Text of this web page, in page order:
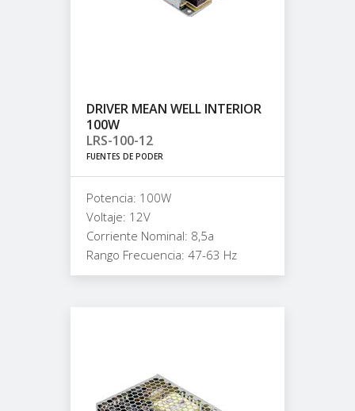
DRIVER MEAN WELL INTERIOR
100W
LRS-100-12
FUENTES DE PODER
Potencia: 100W
Voltaje: 12V
Corriente Nominal: 8,5a
Rango Frecuencia: 47-63 Hz